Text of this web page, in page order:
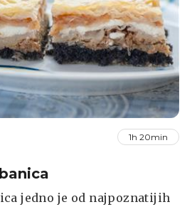
1h 20min
jedno je od najpoznatijih